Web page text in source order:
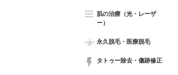
肌の治療（光・レーザ
ー）
永久脱毛・医療脱毛
タトゥー除去・傷跡修正